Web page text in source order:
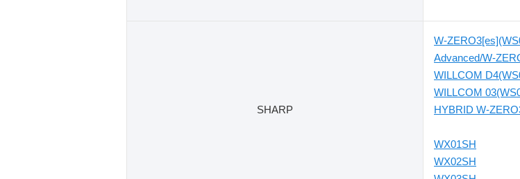
SHARP
W-
Advanced/W-
WILLCOM
WILLCOM
HYBRID W-
WX01SH
WX02SH